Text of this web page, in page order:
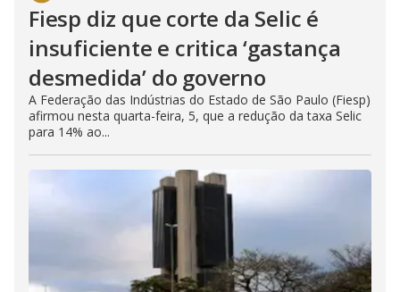
Fiesp diz que corte da Selic é
insuficiente e critica ‘gastança
desmedida’ do governo
A Federação das Indústrias do Estado de São Paulo (Fiesp)
afirmou nesta quarta-feira, 5, que a redução da taxa Selic
para 14% ao...